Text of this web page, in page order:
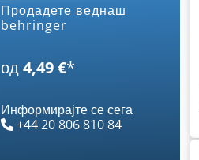
Продадете веднаш
behringer
од4,49 €*
Информирајте се сега
+44 20 806 810 84